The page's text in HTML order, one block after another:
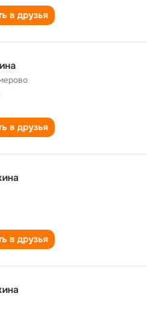
в друзья
в друзья
в друзья